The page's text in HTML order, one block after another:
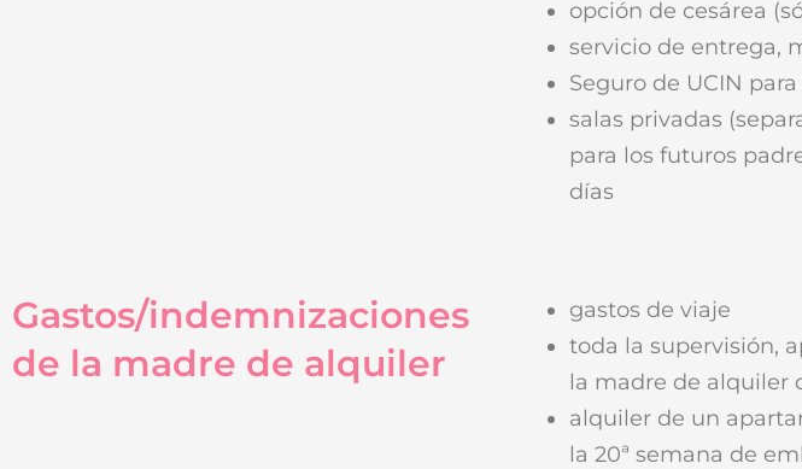
opción de cesárea
servicio de entrega,
Seguro de UCIN
salas privadas
para los futuros
días
Gastos/indemnizaciones
de la madre de alquiler
gastos de viaje
toda la supervisión,
la madre de alquiler
alquiler de un
la 20ª semana de